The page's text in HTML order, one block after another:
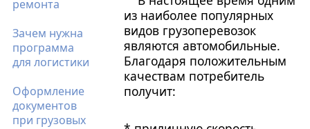
ремонта
Зачем нужна
программа
для логистики
Оформление
документов
при грузовых
из наиболее популярных
видов грузоперевозок
являются автомобильные.
Благодаря положительным
качествам потребитель
получит: